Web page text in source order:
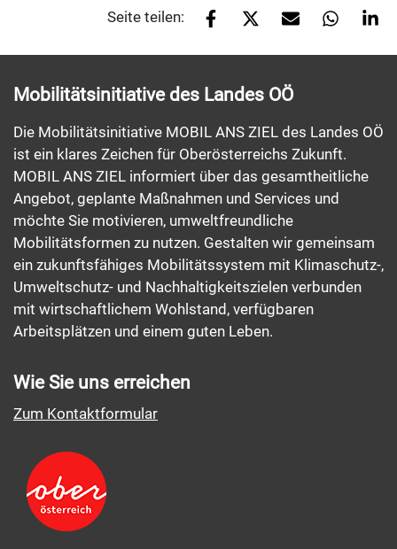
Seite teilen:
Mobilitätsinitiative des Landes OÖ
Die Mobilitätsinitiative MOBIL ANS ZIEL des Landes OÖ
ist ein klares Zeichen für Oberösterreichs Zukunft.
MOBIL ANS ZIEL informiert über das gesamtheitliche
Angebot, geplante Maßnahmen und Services und
möchte Sie motivieren, umweltfreundliche
Mobilitätsformen zu nutzen. Gestalten wir gemeinsam
ein zukunftsfähiges Mobilitätssystem mit Klimaschutz-,
Umweltschutz- und Nachhaltigkeitszielen verbunden
mit wirtschaftlichem Wohlstand, verfügbaren
Arbeitsplätzen und einem guten Leben.
Wie Sie uns erreichen
Zum Kontaktformular